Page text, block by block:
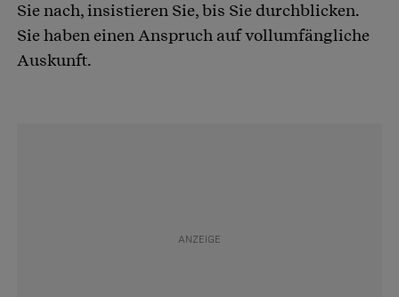
Sie nach, insistieren Sie, bis Sie durchblicken.
Sie haben einen Anspruch auf vollumfängliche
Auskunft.